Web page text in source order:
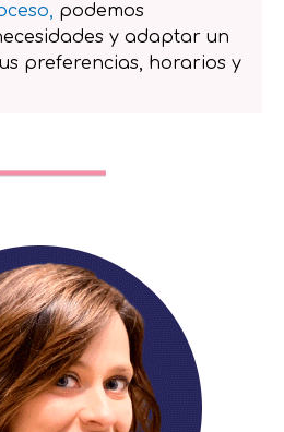
podemos
y adaptar un
preferencias, horarios y